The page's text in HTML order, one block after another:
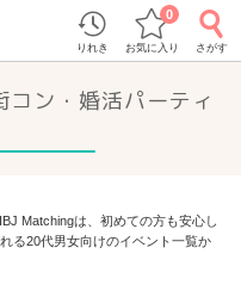
りれき お気に入り
0
さがす
ン・婚活パーティ
Matchingは、初めての方も安心し
る20代男女向けのイベント一覧か